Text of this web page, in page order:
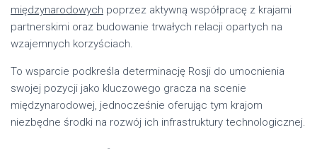
międzynarodowych poprzez aktywną współpracę z krajami
partnerskimi oraz budowanie trwałych relacji opartych na
wzajemnych korzyściach.
To wsparcie podkreśla determinację Rosji do umocnienia
swojej pozycji jako kluczowego gracza na scenie
międzynarodowej, jednocześnie oferując tym krajom
niezbędne środki na rozwój ich infrastruktury technologicznej.